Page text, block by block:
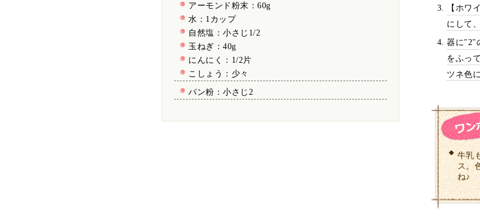
アーモンド粉末：60g
水：1カップ
自然塩：小さじ1/2
玉ねぎ：40g
にんにく：1/2片
こしょう：少々
パン粉：小さじ2
【ホワ
にして
器に"2"
をふっ
ツネ色
牛乳
ス。
ね♪